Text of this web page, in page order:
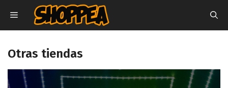
contenido
MENÚ
Otras tiendas